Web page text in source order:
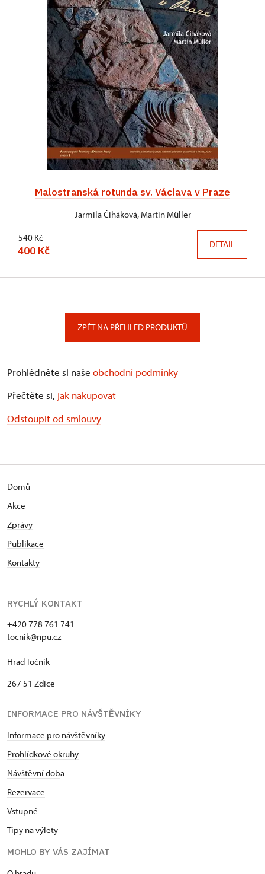
Malostranská rotunda sv. Václava v Praze
Jarmila Čiháková, Martin Müller
540 Kč
400 Kč DETAIL
ZPĚT NA PŘEHLED PRODUKTŮ
Prohlédněte si naše obchodní podmínky
Přečtěte si, jak nakupovat
Odstoupit od smlouvy
Domů
Akce
Zprávy
Publikace
Kontakty
RYCHLÝ KONTAKT
+420 778 761 741
tocnik@npu.cz
Hrad Točník
267 51 Zdice
INFORMACE PRO NÁVŠTĚVNÍKY
Informace pro návštěvníky
Prohlídkové okruhy
Návštěvní doba
Rezervace
Vstupné
Tipy na výlety
MOHLO BY VÁS ZAJÍMAT